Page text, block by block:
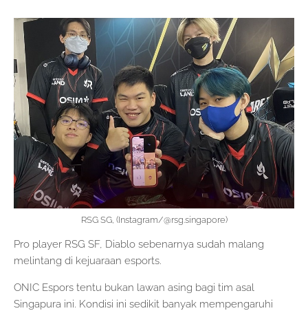
RSG SG, (Instagram/@rsg.singapore)
Pro player RSG SF, Diablo sebenarnya sudah malang
melintang di kejuaraan esports.
ONIC Espors tentu bukan lawan asing bagi tim asal
Singapura ini. Kondisi ini sedikit banyak mempengaruhi